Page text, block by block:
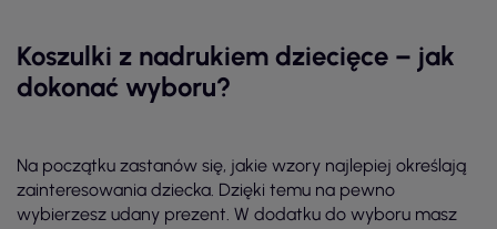
Koszulki z nadrukiem dziecięce – jak
dokonać wyboru?
Na początku zastanów się, jakie wzory najlepiej określają
zainteresowania dziecka. Dzięki temu na pewno
wybierzesz udany prezent. W dodatku do wyboru masz